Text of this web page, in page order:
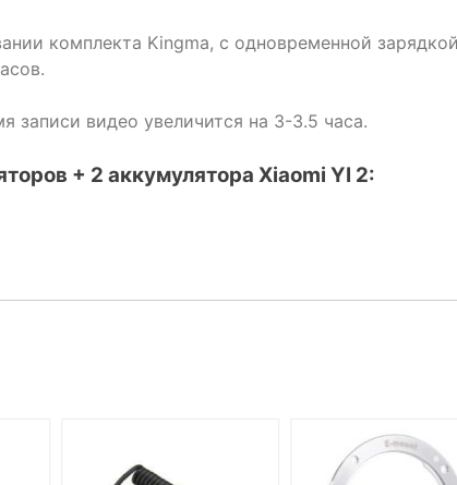
комплекта Kingma, с одновременной
записи видео увеличится на 3-3.5 часа.
+ 2 аккумулятора Xiaomi YI 2: